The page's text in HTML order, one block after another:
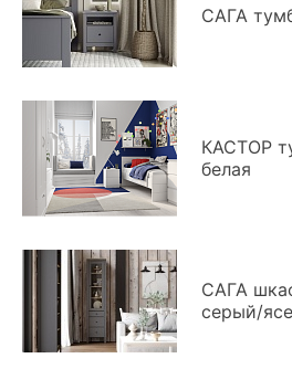
САГА
КАСТОР
белая
САГА
серый/